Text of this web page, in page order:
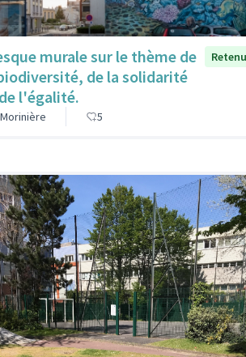
murale sur le thème de
de la solidarité
l'égalité.
Morinière 5